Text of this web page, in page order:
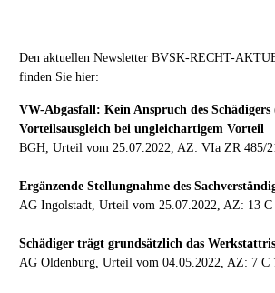
Den aktuellen Newsletter BVSK-RECHT-
finden Sie hier:
VW-Abgasfall: Kein Anspruch des
Vorteilsausgleich bei ungleichartigem Vorteil
BGH, Urteil vom 25.07.2022, AZ: VIa ZR 485/
Ergänzende Stellungnahme des
AG Ingolstadt, Urteil vom 25.07.2022, AZ: 13 C
Schädiger trägt grundsätzlich das
AG Oldenburg, Urteil vom 04.05.2022, AZ: 7 C